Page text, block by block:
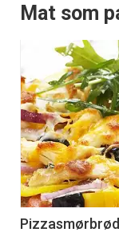
Mat som